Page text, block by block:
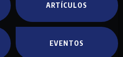
ARTÍCULOS
EVENTOS